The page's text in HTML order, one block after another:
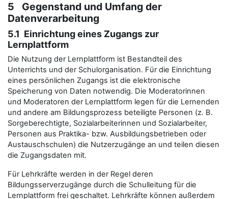
5 Gegenstand und Umfang der
Datenverarbeitung
5.1 Einrichtung eines Zugangs zur
Lernplattform
Die Nutzung der Lernplattform ist Bestandteil des
Unterrichts und der Schulorganisation. Für die Einrichtung
eines persönlichen Zugangs ist die elektronische
Speicherung von Daten notwendig. Die Moderatorinnen
und Moderatoren der Lernplattform legen für die Lernenden
und andere am Bildungsprozess beteiligte Personen (z. B.
Sorgeberechtigte, Sozialarbeiterinnen und Sozialarbeiter,
Personen aus Praktika- bzw. Ausbildungsbetrieben oder
Austauschschulen) die Nutzerzugänge an und teilen diesen
die Zugangsdaten mit.
Für Lehrkräfte werden in der Regel deren
Bildungsserverzugänge durch die Schulleitung für die
Lernplattform frei geschaltet. Lehrkräfte können außerdem